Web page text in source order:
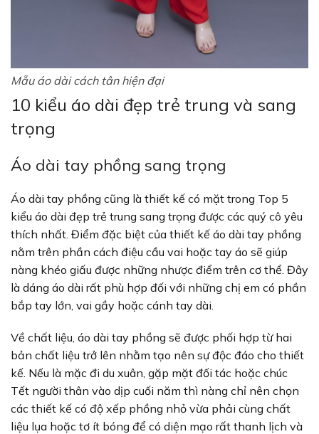
Mẫu áo dài cách tân hiện đại
10 kiểu áo dài đẹp trẻ trung và sang
trọng
Áo dài tay phồng sang trọng
Áo dài tay phồng cũng là thiết kế có mặt trong Top 5
kiểu áo dài đẹp trẻ trung sang trọng được các quý cô yêu
thích nhất. Điểm đặc biệt của thiết kế áo dài tay phồng
nằm trên phần cách điệu cầu vai hoặc tay áo sẽ giúp
nàng khéo giấu được những nhược điểm trên cơ thể. Đây
là dáng áo dài rất phù hợp đối với những chị em có phần
bắp tay lớn, vai gầy hoặc cánh tay dài.
Về chất liệu, áo dài tay phồng sẽ được phối hợp từ hai
bản chất liệu trở lên nhằm tạo nên sự độc đáo cho thiết
kế. Nếu là mặc đi du xuân, gặp mặt đối tác hoặc chúc
Tết người thân vào dịp cuối năm thì nàng chỉ nên chọn
các thiết kế có độ xếp phồng nhỏ vừa phải cùng chất
liệu lụa hoặc tơ ít bóng để có diện mạo rất thanh lịch và